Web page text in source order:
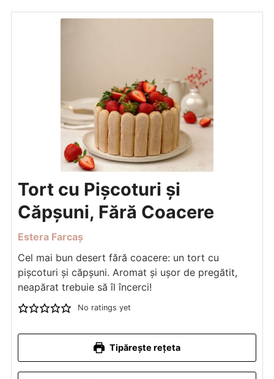
Tort cu Pișcoturi și
Căpșuni, Fără Coacere
Estera Farcaș
Cel mai bun desert fără coacere: un tort cu
pișcoturi și căpșuni. Aromat și ușor de pregătit,
neapărat trebuie să îl încerci!
No ratings yet
Tipărește rețeta